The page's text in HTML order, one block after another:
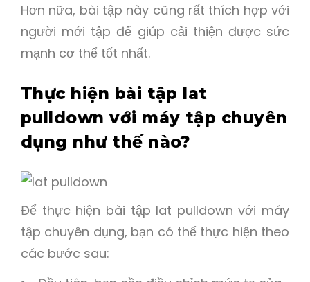
Hơn nữa, bài tập này cũng rất thích hợp với
người mới tập để giúp cải thiện được sức
mạnh cơ thể tốt nhất.
Thực hiện bài tập lat
pulldown với máy tập chuyên
dụng như thế nào?
Để thực hiện bài tập lat pulldown với máy
tập chuyên dụng, bạn có thể thực hiện theo
các bước sau: